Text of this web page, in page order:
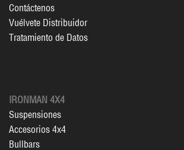
Contáctenos
Vuélvete Distribuidor
Tratamiento de Datos
IRONMAN 4X4
Suspensiones
Accesorios 4x4
Bullbars